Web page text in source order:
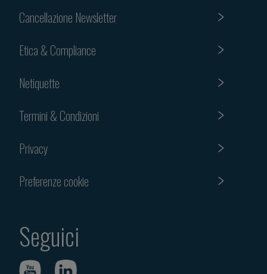
Cancellazione Newsletter
Etica & Compliance
Netiquette
Termini & Condizioni
Privacy
Preferenze cookie
Seguici